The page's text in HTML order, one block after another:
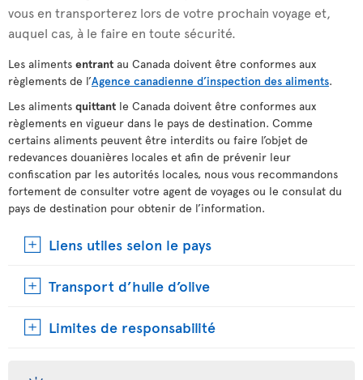
vous en transporterez lors de votre prochain voyage et,
auquel cas, à le faire en toute sécurité.
Les aliments entrant au Canada doivent être conformes aux
règlements de l’Agence canadienne d’inspection des aliments.
Les aliments quittant le Canada doivent être conformes aux
règlements en vigueur dans le pays de destination. Comme
certains aliments peuvent être interdits ou faire l’objet de
redevances douanières locales et afin de prévenir leur
confiscation par les autorités locales, nous vous recommandons
fortement de consulter votre agent de voyages ou le consulat du
pays de destination pour obtenir de l’information.
Liens utiles selon le pays
Transport d’huile d’olive
Limites de responsabilité